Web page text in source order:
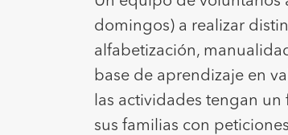
domingos) a realizar
alfabetización,
base de aprendizaje en
las actividades tengan
sus familias con